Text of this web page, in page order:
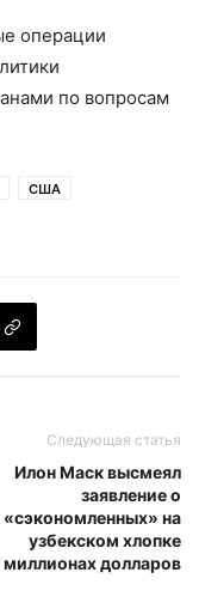
операции
по вопросам
США
Следующая статья
Илон Маск высмеял
заявление о
«сэкономленных» на
узбекском хлопке
миллионах долларов